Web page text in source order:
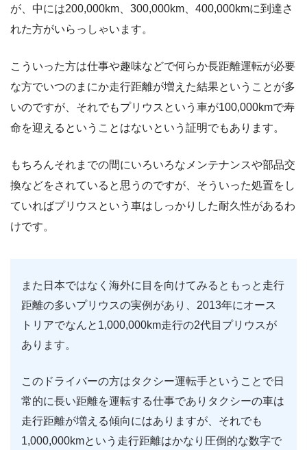
が、中には200,000km、300,000km、400,000kmに到達さ
れた方がいらっしゃいます。
こういった方は仕事や趣味などで何らか長距離運転が必要
な方でいつのまにか走行距離が増えた結果ということが多
いのですが、それでもプリウスという車が100,000kmで寿
命を迎えるということはないという証明でもあります。
もちろんそれまでの間にいろいろなメンテナンスや部品交
換などをされていると思うのですが、そういった処置をし
ていればプリウスという車はしっかりした耐久性があるわ
けです。
また日本ではなく海外に目を向けてみるともっと走行
距離の多いプリウスの実例があり、2013年にオース
トリアでなんと1,000,000km走行の2代目プリウスが
あります。
このドライバーの方はタクシー運転手ということで日
常的に長い距離を運転する仕事でありタクシーの車は
走行距離が増える傾向にはありますが、それでも
1,000,000kmという走行距離はかなり圧倒的な数字で